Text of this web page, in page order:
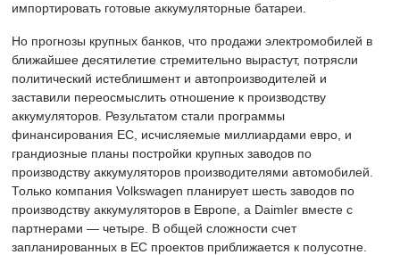
импортировать готовые аккумуляторные батареи.
Но прогнозы крупных банков, что продажи электромобилей в
ближайшее десятилетие стремительно вырастут, потрясли
политический истеблишмент и автопроизводителей и
заставили переосмыслить отношение к производству
аккумуляторов. Результатом стали программы
финансирования ЕС, исчисляемые миллиардами евро, и
грандиозные планы постройки крупных заводов по
производству аккумуляторов производителями автомобилей.
Только компания Volkswagen планирует шесть заводов по
производству аккумуляторов в Европе, а Daimler вместе с
партнерами — четыре. В общей сложности счет
запланированных в ЕС проектов приближается к полусотне.